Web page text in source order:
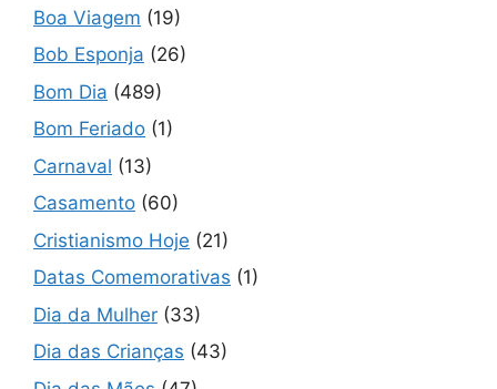
Boa Viagem (19)
Bob Esponja (26)
Bom Dia (489)
Bom Feriado (1)
Carnaval (13)
Casamento (60)
Cristianismo Hoje (21)
Datas Comemorativas (1)
Dia da Mulher (33)
Dia das Crianças (43)